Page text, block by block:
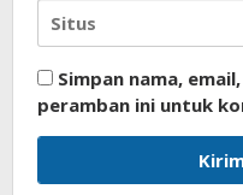
Simpan nama,
peramban ini untuk